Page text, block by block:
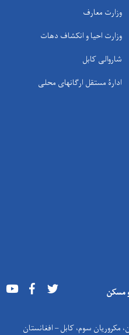
وزارت معارف
وزارت احیا و انکشاف دهات
شاروالی کابل
ادارۀ مستقل ارگانهای محلی
مسکن Youtube Facebook
سوم، کابل – افغانستان